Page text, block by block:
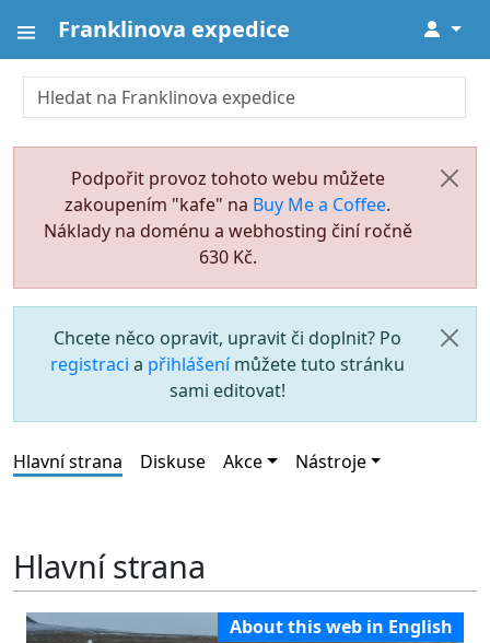
Franklinova expedice ↓
Podpořit provoz tohoto webu můžete
zakoupením "kafe" na Buy Me a Coffee.
Náklady na doménu a webhosting činí ročně
630 Kč.
Chcete něco opravit, upravit či doplnit? Po
registraci a přihlášenímůžete tuto stránku
sami editovat!
Hlavní strana Diskuse Akce Nástroje
Hlavní strana
About this web in English